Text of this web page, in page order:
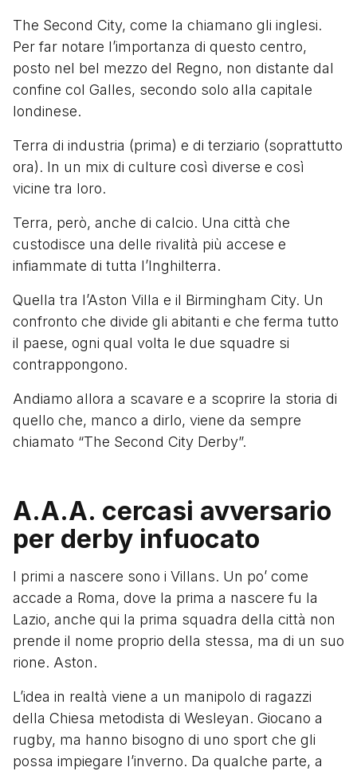
The Second City, come la chiamano gli inglesi.
Per far notare l’importanza di questo centro,
posto nel bel mezzo del Regno, non distante dal
confine col Galles, secondo solo alla capitale
londinese.
Terra di industria (prima) e di terziario (soprattutto
ora). In un mix di culture così diverse e così
vicine tra loro.
Terra, però, anche di calcio. Una città che
custodisce una delle rivalità più accese e
infiammate di tutta l’Inghilterra.
Quella tra l’Aston Villa e il Birmingham City. Un
confronto che divide gli abitanti e che ferma tutto
il paese, ogni qual volta le due squadre si
contrappongono.
Andiamo allora a scavare e a scoprire la storia di
quello che, manco a dirlo, viene da sempre
chiamato “The Second City Derby”.
A.A.A. cercasi avversario
per derby infuocato
I primi a nascere sono i Villans. Un po’ come
accade a Roma, dove la prima a nascere fu la
Lazio, anche qui la prima squadra della città non
prende il nome proprio della stessa, ma di un suo
rione. Aston.
L’idea in realtà viene a un manipolo di ragazzi
della Chiesa metodista di Wesleyan. Giocano a
rugby, ma hanno bisogno di uno sport che gli
possa impiegare l’inverno. Da qualche parte, a